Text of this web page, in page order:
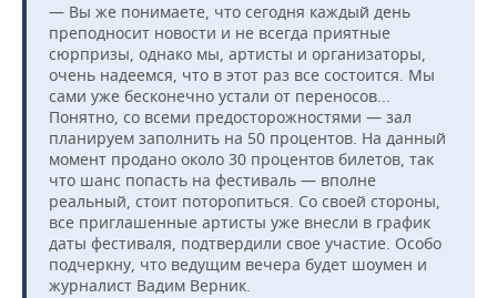
— Вы же понимаете, что сегодня каждый день
преподносит новости и не всегда приятные
сюрпризы, однако мы, артисты и организаторы,
очень надеемся, что в этот раз все состоится. Мы
сами уже бесконечно устали от переносов...
Понятно, со всеми предосторожностями — зал
планируем заполнить на 50 процентов. На данный
момент продано около 30 процентов билетов, так
что шанс попасть на фестиваль — вполне
реальный, стоит поторопиться. Со своей стороны,
все приглашенные артисты уже внесли в график
даты фестиваля, подтвердили свое участие. Особо
подчеркну, что ведущим вечера будет шоумен и
журналист Вадим Верник.